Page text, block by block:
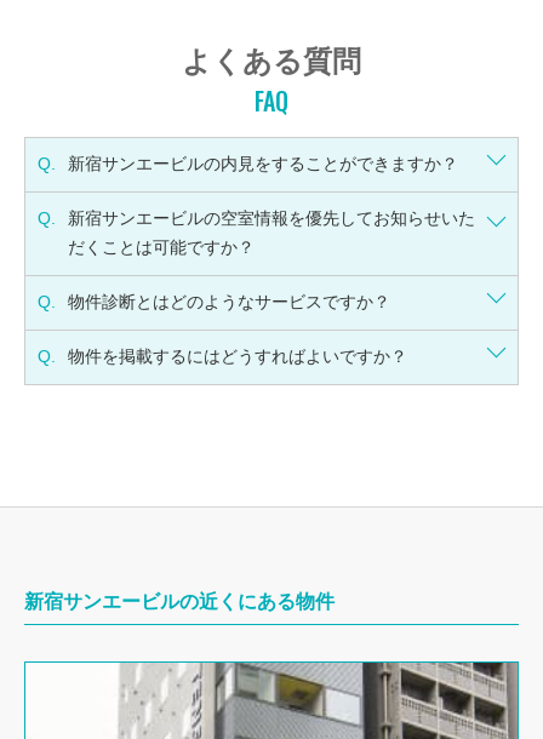
よくある質問
FAQ
Q. 新宿サンエービルの内見をすることができますか？
Q.
新宿サンエービルの空室情報を優先してお知らせいた
だくことは可能ですか？
Q. 物件診断とはどのようなサービスですか？
Q. 物件を掲載するにはどうすればよいですか？
新宿サンエービルの近くにある物件